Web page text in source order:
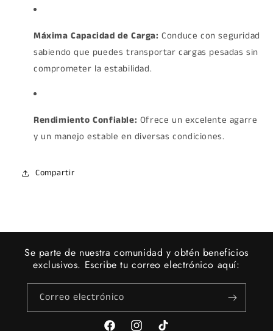
Máxima Capacidad de Carga: Conduce con seguridad
sabiendo que puedes transportar cargas pesadas sin
comprometer la estabilidad.
Rendimiento Confiable: Ofrece un excelente agarre
y un manejo estable en diversas condiciones.
Compartir
Se parte de nuestra comunidad y obtén beneficios
exclusivos. Escribe tu correo electrónico aquí:
Correo electrónico